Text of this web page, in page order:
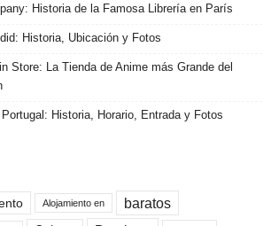
Historia de la Famosa Librería en París
Historia, Ubicación y Fotos
Store: La Tienda de Anime más Grande del
Historia, Horario, Entrada y Fotos
Alojamiento en baratos